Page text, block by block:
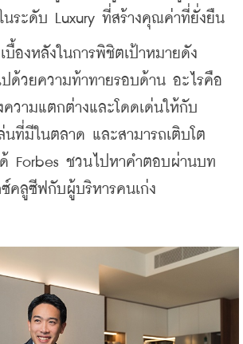
นระดับ Luxury ที่สร้างคุณค่าที่ยั่งยืน
งหลังในการพิชิตเป้าหมายดัง
ด้วยความท้าทายรอบด้าน อะไรคือ
วามแตกต่างและโดดเด่นให้กับ
นที่มีในตลาด และสามารถเติบโต
ด้ Forbes ชวนไปหาคำตอบผ่านบท
คลูซีฟกับผู้บริหารคนเก่ง